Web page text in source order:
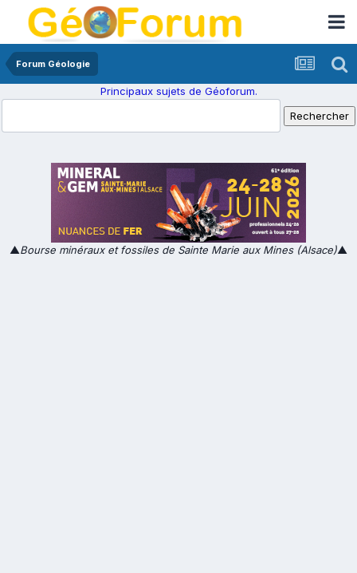
Forum Géologie
Principaux sujets de Géoforum.
▲Bourse minéraux et fossiles de Sainte Marie aux Mines (Alsace)▲